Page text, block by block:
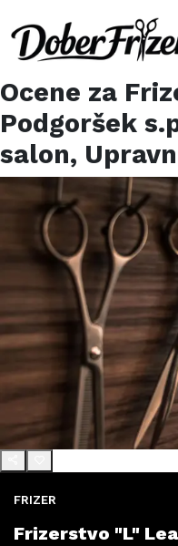
Ocene za
Podgoršek
salon,
FRIZER
Frizerstvo "L"